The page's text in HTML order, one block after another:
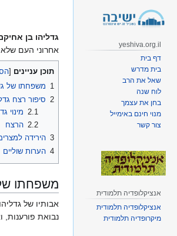
גדליהו בן
אחרוני העם שלא
תוכן עניינים
1
משפחתו של
2
סיפור רצח
2.1
מינוי
2.2 הרצח
3 הירידה
4 הערות שוליים
משפחתו
אבותיו של
נבואת פורענות,
yeshiva.org.il
דף בית
בית מדרש
שאל את הרב
לוח שנה
בחן את עצמך
מנוי חינם באימייל
צור קשר
אנציקלופדיה תלמודית
אנציקלופדיה תלמודית
מיקרופדיה תלמודית